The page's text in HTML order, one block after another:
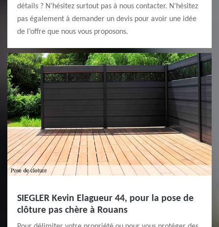
détails ? N’hésitez surtout pas à nous contacter. N’hésitez
pas également à demander un devis pour avoir une idée
de l’offre que nous vous proposons.
SIEGLER Kevin Elagueur 44, pour la pose de
clôture pas chère à Rouans